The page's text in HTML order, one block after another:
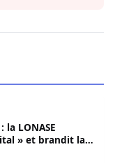
LONASE
» et brandit la